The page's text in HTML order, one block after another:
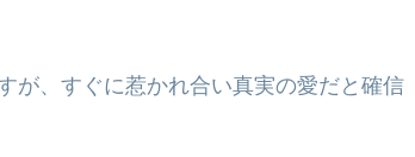
が、すぐに惹かれ合い真実の愛だと確信